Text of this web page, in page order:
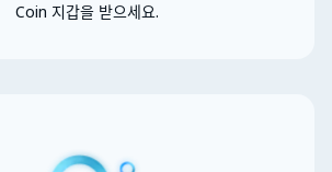
Coin 지갑을 받으세요.